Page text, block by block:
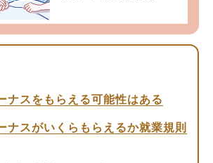
ナスをもらえる可能性はある
ナスがいくらもらえるか就業規則